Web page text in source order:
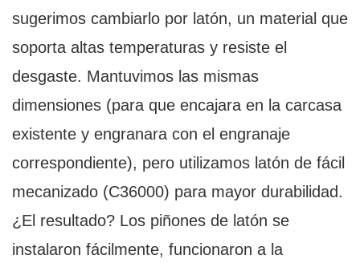
sugerimos cambiarlo por latón, un material que
soporta altas temperaturas y resiste el
desgaste. Mantuvimos las mismas
dimensiones (para que encajara en la carcasa
existente y engranara con el engranaje
correspondiente), pero utilizamos latón de fácil
mecanizado (C36000) para mayor durabilidad.
¿El resultado? Los piñones de latón se
instalaron fácilmente, funcionaron a la